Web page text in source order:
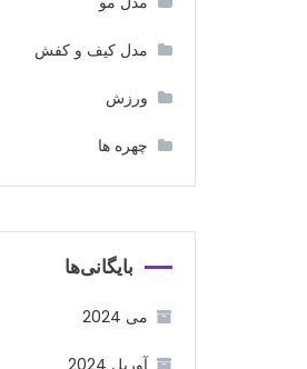
مدل کیف و کفش
ورزش
چهره ها
بایگانی‌ها
می 2024
آوریل 2024